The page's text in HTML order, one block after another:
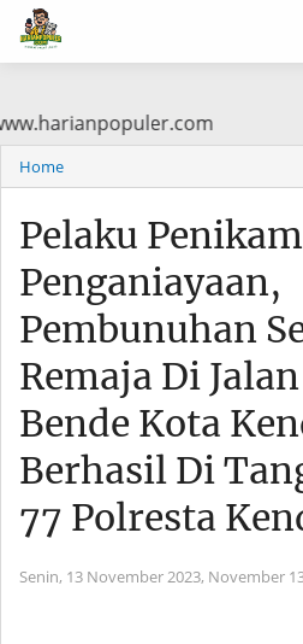
di www.harianpopuler.com
Home
Pelaku
Penganiayaan,
Pembunuhan
Remaja Di
Bende Kota
Berhasil Di
77 Polresta
Senin, 13 November 2023, November